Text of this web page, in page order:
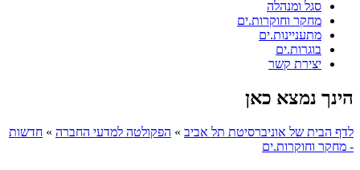
סגל ומנהלה
מחקר וחוקרות.ים
מתעניינות.ים
בוגרות.ים
יצירת קשר
הינך נמצא כאן
לדף הבית של אוניברסיטת תל אביב » הפקולטה למדעי החברה » חדשות
- מחקר וחוקרות.ים